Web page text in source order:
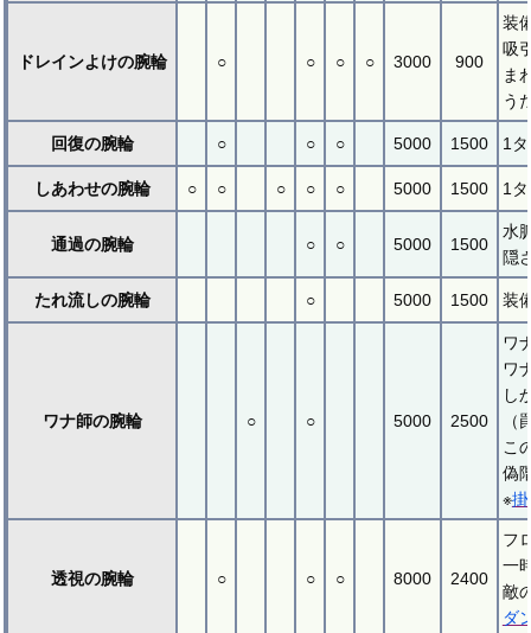
ドレインよけの腕輪 ○ ○ ○ ○ 3000 900
装
吸
ま
う
回復の腕輪 ○ ○ ○ 5000 1500 1
しあわせの腕輪 ○ ○ ○ ○ ○ 5000 1500 1
通過の腕輪 ○ ○ 5000 1500
水
隠
たれ流しの腕輪 ○ 5000 1500 装
ワナ師の腕輪 ○ ○ 5000 2500
ワ
ワ
し
こ
偽
※
透視の腕輪 ○ ○ ○ 8000 2400
フ
一
敵
ダ